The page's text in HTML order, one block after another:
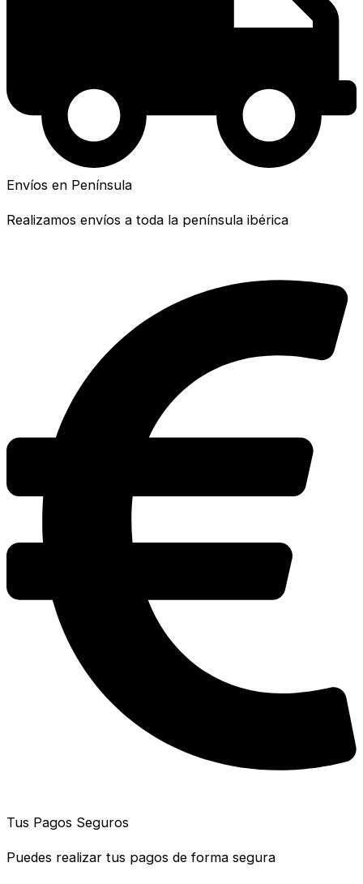
Envíos en Península
Realizamos envíos a toda la península ibérica
Tus Pagos Seguros
Puedes realizar tus pagos de forma segura